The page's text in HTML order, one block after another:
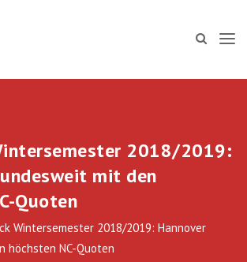
2018/2019:
mit den
Quoten
Wintersemester 2018/2019: Hannover
höchsten NC-Quoten